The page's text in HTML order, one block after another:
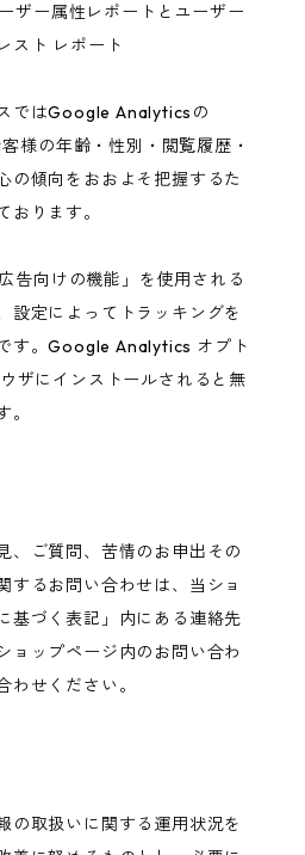
ザー属性レポートとユーザー
スト レポート
ではGoogle Analyticsの
様の年齢・性別・閲覧履歴・
の傾向をおおよそ把握するた
おります。
告向けの機能」を使用される
設定によってトラッキングを
す。Google Analytics オプト
ザにインストールされると無
、ご質問、苦情のお申出その
するお問い合わせは、当ショ
基づく表記」内にある連絡先
ョップページ内のお問い合わ
わせください。
の取扱いに関する運用状況を